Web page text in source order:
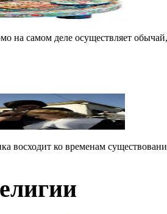
на самом деле осуществляет
восходит ко временам